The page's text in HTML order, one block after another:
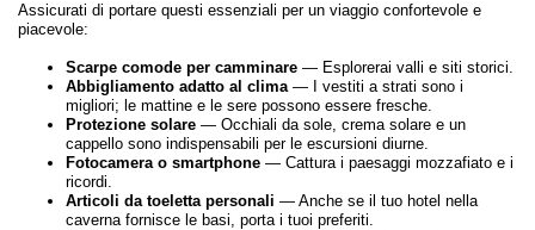
Assicurati di portare questi essenziali per un viaggio confortevole e
piacevole:
Scarpe comode per camminare — Esplorerai valli e siti storici.
Abbigliamento adatto al clima— I vestiti a strati sono i
migliori; le mattine e le sere possono essere fresche.
Protezione solare — Occhiali da sole, crema solare e un
cappello sono indispensabili per le escursioni diurne.
Fotocamera o smartphone — Cattura i paesaggi mozzafiato e i
ricordi.
Articoli da toeletta personali — Anche se il tuo hotel nella
caverna fornisce le basi, porta i tuoi preferiti.